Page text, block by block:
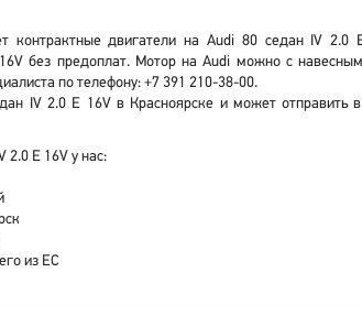
контрактные двигатели на Audi 80 седан IV
без предоплат. Мотор на Audi можно с
по телефону: +7 391 210-38-00.
IV 2.0 E 16V в Красноярске и может отправить
2.0 E 16V у нас:
из ЕС